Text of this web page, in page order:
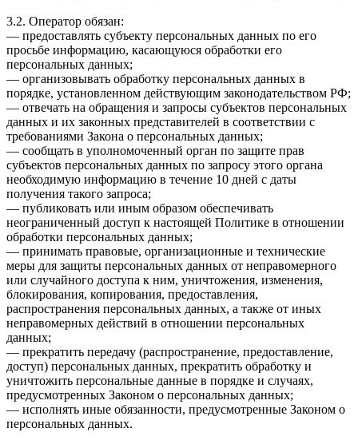
3.2. Оператор обязан:
— предоставлять субъекту персональных данных по его
просьбе информацию, касающуюся обработки его
персональных данных;
— организовывать обработку персональных данных в
порядке, установленном действующим законодательством РФ;
— отвечать на обращения и запросы субъектов персональных
данных и их законных представителей в соответствии с
требованиями Закона о персональных данных;
— сообщать в уполномоченный орган по защите прав
субъектов персональных данных по запросу этого органа
необходимую информацию в течение 10 дней с даты
получения такого запроса;
— публиковать или иным образом обеспечивать
неограниченный доступ к настоящей Политике в отношении
обработки персональных данных;
— принимать правовые, организационные и технические
меры для защиты персональных данных от неправомерного
или случайного доступа к ним, уничтожения, изменения,
блокирования, копирования, предоставления,
распространения персональных данных, а также от иных
неправомерных действий в отношении персональных
данных;
— прекратить передачу (распространение, предоставление,
доступ) персональных данных, прекратить обработку и
уничтожить персональные данные в порядке и случаях,
предусмотренных Законом о персональных данных;
— исполнять иные обязанности, предусмотренные Законом о
персональных данных.